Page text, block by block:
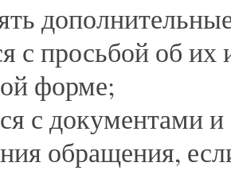
с просьбой об их
форме;
с документами
обращения,